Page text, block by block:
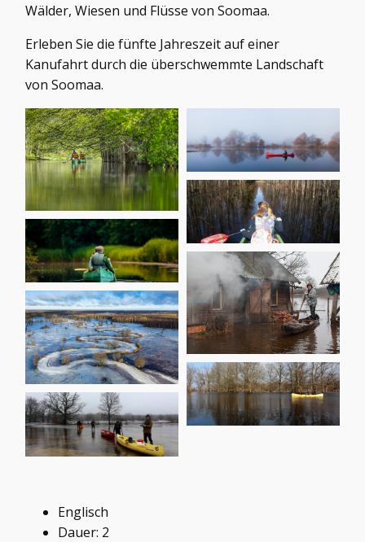
Wälder, Wiesen und Flüsse von Soomaa.
Erleben Sie die fünfte Jahreszeit auf einer
Kanufahrt durch die überschwemmte Landschaft
von Soomaa.
Englisch
Dauer: 2